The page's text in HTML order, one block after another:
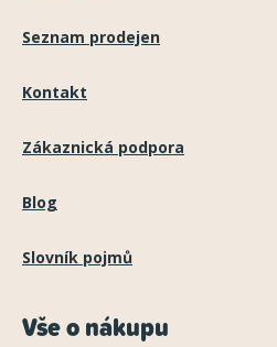
Seznam prodejen
Kontakt
Zákaznická podpora
Blog
Slovník pojmů
Vše o nákupu